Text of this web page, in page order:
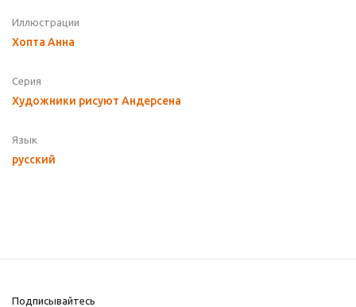
Иллюстрации
Хопта Анна
Серия
Художники рисуют Андерсена
Язык
русский
Подписывайтесь